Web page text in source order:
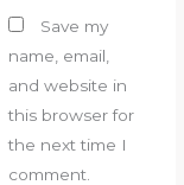
Save my
name, email,
and website in
this browser for
the next time I
comment.